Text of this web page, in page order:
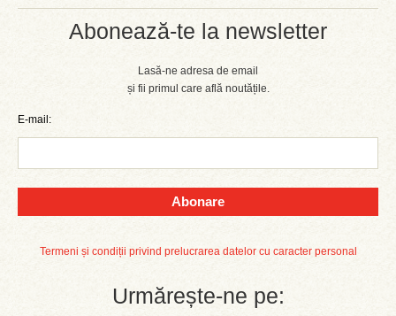
Abonează-te la newsletter
Lasă-ne adresa de email
și fii primul care află noutățile.
E-mail:
Abonare
Termeni și condiții privind prelucrarea datelor cu caracter personal
Urmărește-ne pe: